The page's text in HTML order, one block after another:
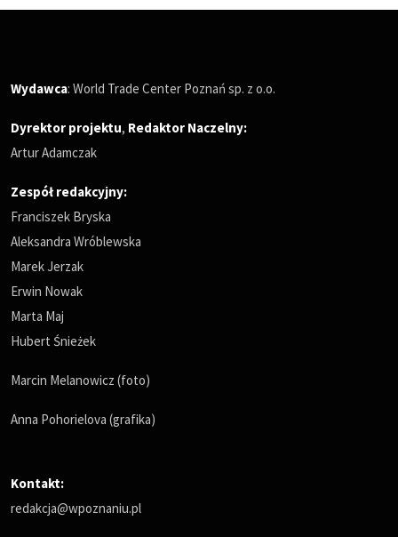
Wydawca: World Trade Center Poznań sp. z o.o.
Dyrektor projektu, Redaktor Naczelny:
Artur Adamczak
Zespół redakcyjny:
Franciszek Bryska
Aleksandra Wróblewska
Marek Jerzak
Erwin Nowak
Marta Maj
Hubert Śnieżek
Marcin Melanowicz (foto)
Anna Pohorielova (grafika)
Kontakt:
redakcja@wpoznaniu.pl